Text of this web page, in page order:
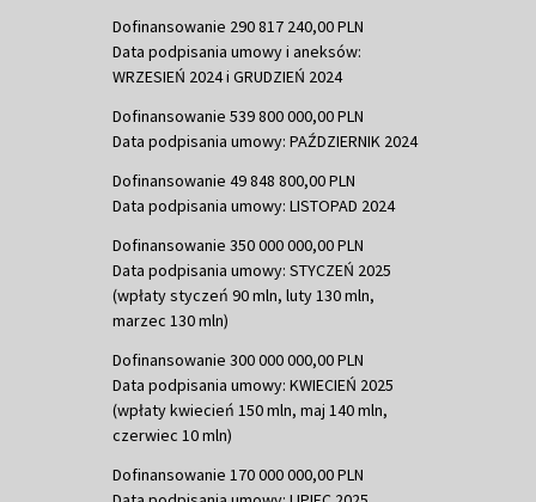
Dofinansowanie 290 817 240,00 PLN
Data podpisania umowy i aneksów:
WRZESIEŃ 2024 i GRUDZIEŃ 2024
Dofinansowanie 539 800 000,00 PLN
Data podpisania umowy: PAŹDZIERNIK 2024
Dofinansowanie 49 848 800,00 PLN
Data podpisania umowy: LISTOPAD 2024
Dofinansowanie 350 000 000,00 PLN
Data podpisania umowy: STYCZEŃ 2025
(wpłaty styczeń 90 mln, luty 130 mln,
marzec 130 mln)
Dofinansowanie 300 000 000,00 PLN
Data podpisania umowy: KWIECIEŃ 2025
(wpłaty kwiecień 150 mln, maj 140 mln,
czerwiec 10 mln)
Dofinansowanie 170 000 000,00 PLN